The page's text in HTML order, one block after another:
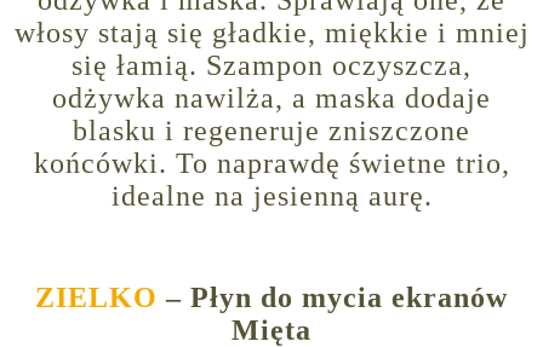
włosy stają się gładkie, miękkie i mniej
się łamią. Szampon oczyszcza,
odżywka nawilża, a maska dodaje
blasku i regeneruje zniszczone
końcówki. To naprawdę świetne trio,
idealne na jesienną aurę.
ZIELKO – Płyn do mycia ekranów
Mięta